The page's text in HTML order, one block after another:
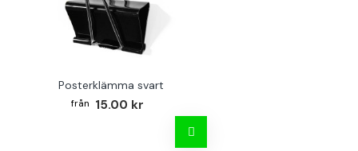
Posterklämma svart
15.00 kr